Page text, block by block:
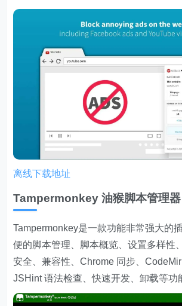
离线下载地址
Tampermonkey 油猴脚本管理器
Tampermonkey是一款功能非常强大的
便的脚本管理、脚本概览、设置多样性
安全、兼容性、Chrome 同步、
JSHint 语法检查、快速开发、卸载等功